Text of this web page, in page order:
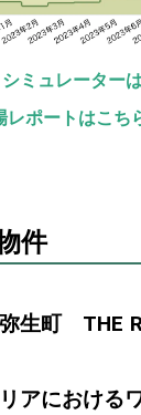
ミュレーター
レポートはこち
件
生町 THE
アにおける